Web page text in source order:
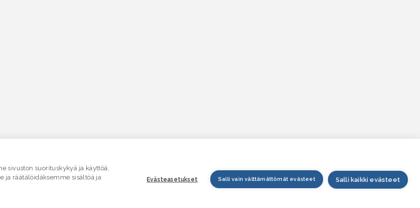
sivuston suorituskykyä ja käyttöä,
ja räätälöidäksemme sisältöä ja
Evästeasetukset Salli vain välttämättömät evästeet Salli kaikki evästeet